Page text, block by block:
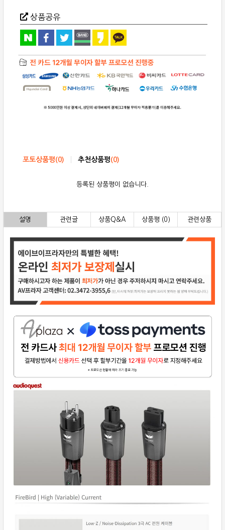
2m
quantity
상품공유
포토상품평(0) 추천상품평(0)
등록된 상품평이 없습니다.
설명 관련글 상품Q&A 상품평 (0) 관련상품